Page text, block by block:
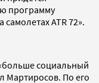
программу
ATR 72».
социальный
Мартиросов. По его